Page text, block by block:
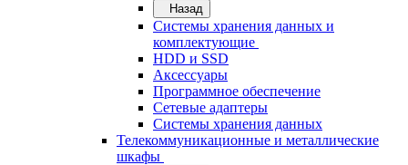
Назад
Системы хранения данных и
комплектующие
HDD и SSD
Аксессуары
Программное обеспечение
Сетевые адаптеры
Системы хранения данных
Телекоммуникационные и металлические
шкафы